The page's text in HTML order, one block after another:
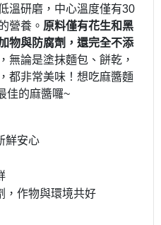
溫研磨，中心溫度僅有30
營養。 原料僅有花生和黑
物與防腐劑，還完全不添
無論是塗抹麵包、餅乾，
都非常美味！想吃麻醬麵
佳的麻醬囉~
鮮安心
，作物與環境共好